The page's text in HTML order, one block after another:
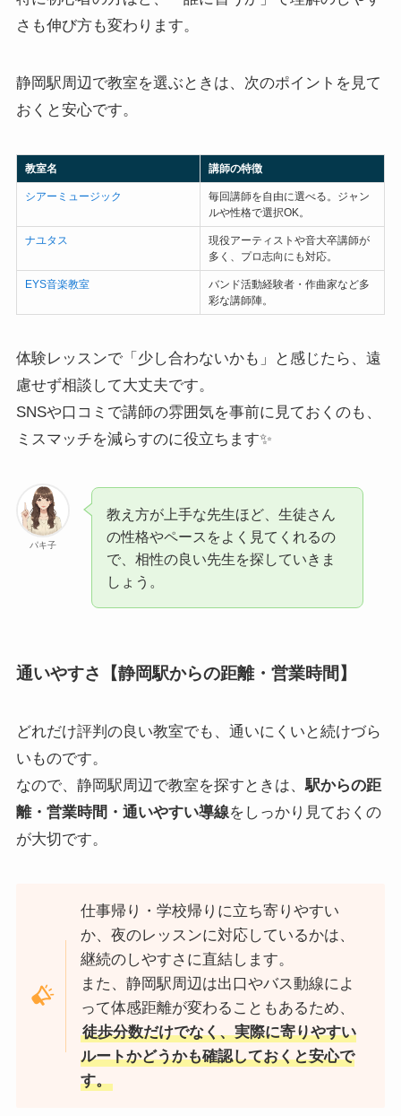
さも伸び方も変わります。
静岡駅周辺で教室を選ぶときは、次のポイントを見て
おくと安心です。
教室名 講師の特徴
シアーミュージック
毎回講師を自由に選べる。ジャン
ルや性格で選択OK。
ナユタス
現役アーティストや音大卒講師が
多く、プロ志向にも対応。
EYS音楽教室
バンド活動経験者・作曲家など多
彩な講師陣。
体験レッスンで「少し合わないかも」と感じたら、遠
慮せず相談して大丈夫です。
SNSや口コミで講師の雰囲気を事前に見ておくのも、
ミスマッチを減らすのに役立ちます✨
パキ子
教え方が上手な先生ほど、生徒さん
の性格やペースをよく見てくれるの
で、相性の良い先生を探していきま
しょう。
通いやすさ【静岡駅からの距離・営業時間】
どれだけ評判の良い教室でも、通いにくいと続けづら
いものです。
なので、静岡駅周辺で教室を探すときは、駅からの距
離・営業時間・通いやすい導線をしっかり見ておくの
が大切です。
仕事帰り・学校帰りに立ち寄りやすい
か、夜のレッスンに対応しているかは、
継続のしやすさに直結します。
また、静岡駅周辺は出口やバス動線によ
って体感距離が変わることもあるため、
徒歩分数だけでなく、実際に寄りやすい
ルートかどうかも確認しておくと安心で
す。